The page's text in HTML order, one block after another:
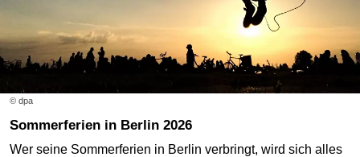
© dpa
Sommerferien in Berlin 2026
Wer seine Sommerferien in Berlin verbringt, wird sich alles